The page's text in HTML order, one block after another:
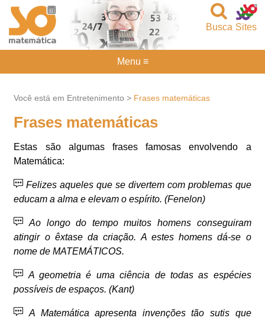
Sites
Busca
Você está em Entretenimento > Frases matemáticas
Frases matemáticas
Estas são algumas frases famosas envolvendo a
Matemática:
Felizes aqueles que se divertem com problemas que
educam a alma e elevam o espírito. (Fenelon)
Ao longo do tempo muitos homens conseguiram
atingir o êxtase da criação. A estes homens dá-se o
nome de MATEMÁTICOS.
A geometria é uma ciência de todas as espécies
possíveis de espaços. (Kant)
A Matemática apresenta invenções tão sutis que